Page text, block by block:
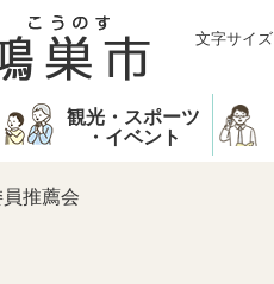
文字サイズ
観光・スポーツ
・イベント
推薦会